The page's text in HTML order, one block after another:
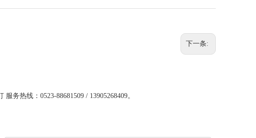
下一条:
务热线：0523-88681509 / 13905268409。